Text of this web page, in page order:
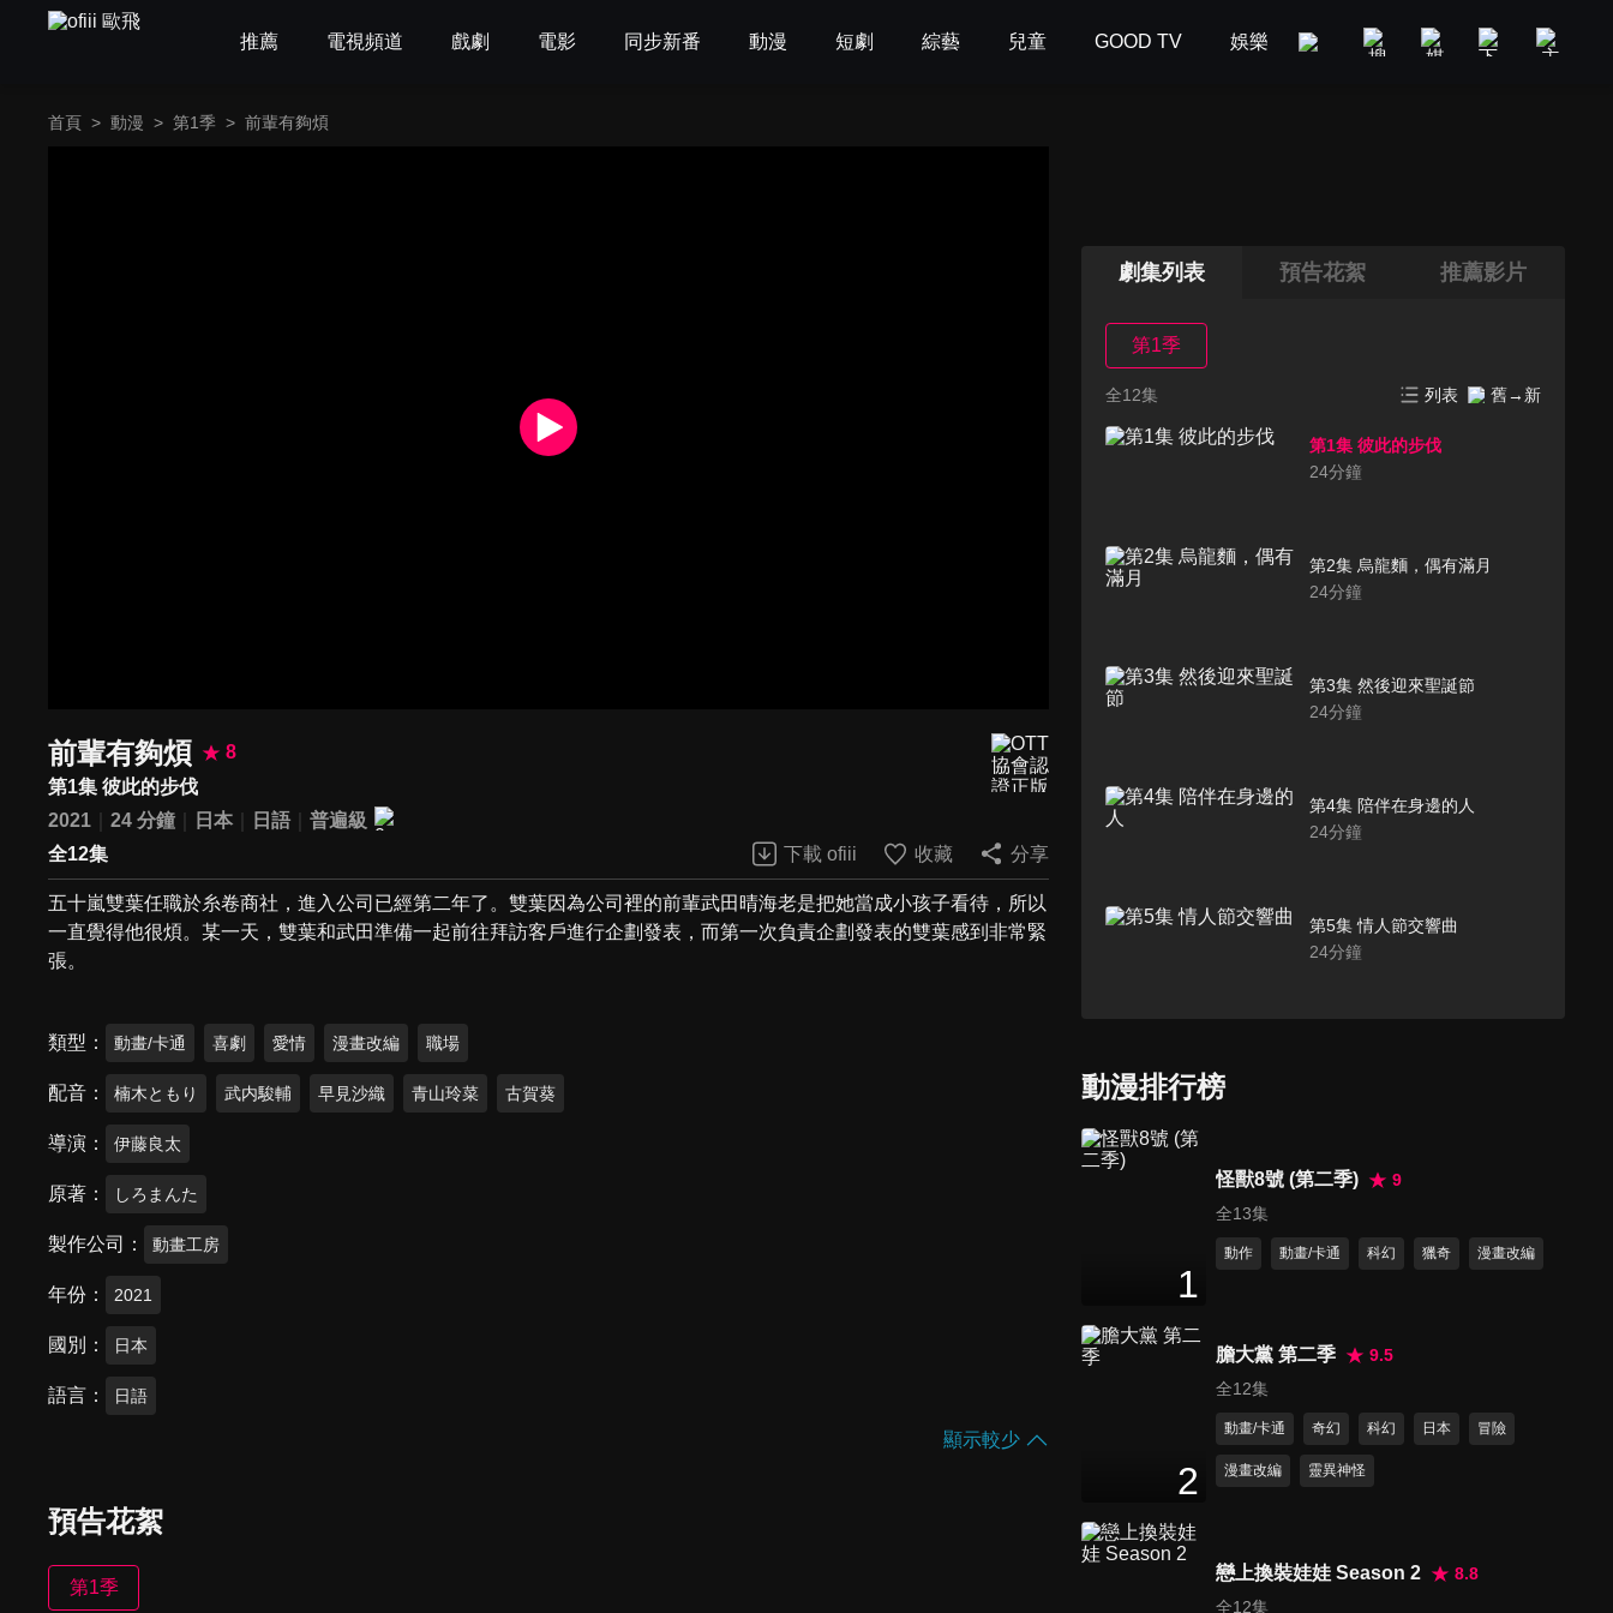
推薦 電視頻道 戲劇 電影 同步新番 動漫 短劇 綜藝 兒童 GOOD TV 娛樂 美食旅遊 新聞政論
首頁 > 動漫 > 第1季 > 前輩有夠煩
前輩有夠煩
8
第1集 彼此的步伐
2021
24 分鐘 日本 日語
普遍級
全12集
下載 ofiii 收藏 分享
五十嵐雙葉任職於糸卷商社，進入公司已經第二年了。雙葉因為公司裡的前輩武田晴海老是把她當成小孩子看待，所以
一直覺得他很煩。某一天，雙葉和武田準備一起前往拜訪客戶進行企劃發表，而第一次負責企劃發表的雙葉感到非常緊
張。
類型 動畫/卡通 喜劇 愛情 漫畫改編 職場
配音 楠木ともり 武内駿輔 早見沙織 青山玲菜 古賀葵
導演 伊藤良太
原著 しろまんた
製作公司 動畫工房
年份 2021
國別 日本
語言 日語
顯示較少
預告花絮
第1季
劇集列表 預告花絮 推薦影片
第1季
全12集 列表 舊→新
第1集 彼此的步伐
24分鐘
第2集 烏龍麵，偶有滿月
24分鐘
第3集 然後迎來聖誕節
24分鐘
第4集 陪伴在身邊的人
24分鐘
第5集 情人節交響曲
24分鐘
第7集 現在，在這裡
24分鐘
24分鐘
動漫排行榜
1
怪獸8號 (第二季)
9
全13集
動作 動畫/卡通 科幻 獵奇 漫畫改編
2
膽大黨 第二季
9.5
全12集
動畫/卡通 奇幻 科幻 日本 冒險
漫畫改編 靈異神怪
戀上換裝娃娃 Season 2
8.8
全12集